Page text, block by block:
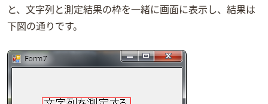
と、文字列と測定結果の枠を一緒に画面に表示し、結果は
下図の通りです。